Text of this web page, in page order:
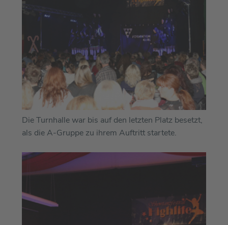
Die Turnhalle war bis auf den letzten Platz besetzt,
als die A-Gruppe zu ihrem Auftritt startete.